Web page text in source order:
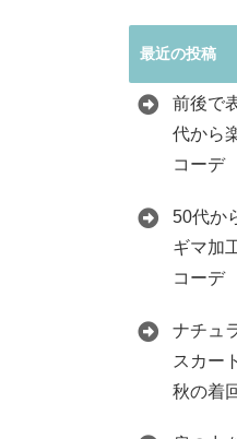
最近の投稿
前後で
代から
コーデ
50代か
ギマ加
コーデ
ナチュ
スカー
秋の着